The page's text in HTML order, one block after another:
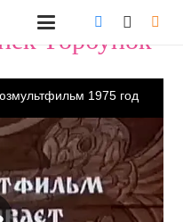
Горбунок"